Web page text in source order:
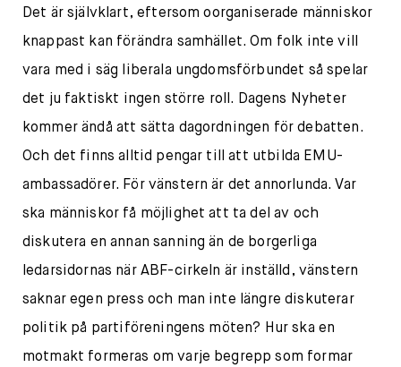
Det är självklart, eftersom oorganiserade människor
knappast kan förändra samhället. Om folk inte vill
vara med i säg liberala ungdomsförbundet så spelar
det ju faktiskt ingen större roll. Dagens Nyheter
kommer ändå att sätta dagordningen för debatten.
Och det finns alltid pengar till att utbilda EMU-
ambassadörer. För vänstern är det annorlunda. Var
ska människor få möjlighet att ta del av och
diskutera en annan sanning än de borgerliga
ledarsidornas när ABF-cirkeln är inställd, vänstern
saknar egen press och man inte längre diskuterar
politik på partiföreningens möten? Hur ska en
motmakt formeras om varje begrepp som formar